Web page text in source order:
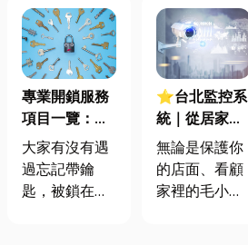
專業開鎖服務
項目一覽：從
緊急開鎖到安
全防護
大家有沒有遇
過忘記帶鑰
匙，被鎖在門
⭐台北監控系
統｜從居家到
商家，監控系
統如何保護
你？監控系統
無論是保護你
的店面、看顧
家裡的毛小